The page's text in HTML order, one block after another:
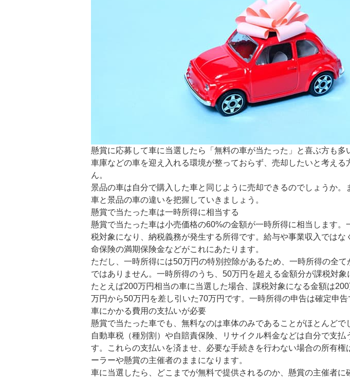
懸賞に応募して車に当選したら「無料の車が当たった」と喜ぶ方も多
車庫などの車を迎え入れる環境が整っておらず、売却したいと考える
ん。
景品の車は自分で購入した車と同じように売却できるのでしょうか。
車と景品の車の違いを把握していきましょう。
懸賞で当たった車は一時所得に相当する
懸賞で当たった車は小売価格の60%の金額が一時所得に相当します。
税対象になり、納税義務が発生する所得です。給与や事業収入ではな
命保険の満期保険金などがこれにあたります。
ただし、一時所得には50万円の特別控除があるため、一時所得の全て
ではありません。一時所得のうち、50万円を超える金額分が課税対象
たとえば200万円相当の車に当選した場合、課税対象になる金額は
万円から50万円を差し引いた70万円です。一時所得の申告は確定申告
車にかかる費用の支払いが必要
懸賞で当たった車でも、無料なのは車体のみであることがほとんどで
自動車税（種別割）や自賠責保険、リサイクル料金などは自分で支払
す。これらの支払いを済ませ、必要な手続きを行わない場合の所有権
ーラーや懸賞の主催者のままになります。
車に当選したら、どこまでが無料で提供されるのか、懸賞の主催者に